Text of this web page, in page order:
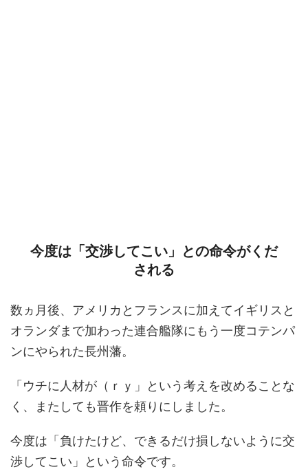
今度は「交渉してこい」との命令がくだ
される
数ヵ月後、アメリカとフランスに加えてイギリスと
オランダまで加わった連合艦隊にもう一度コテンパ
ンにやられた長州藩。
「ウチに人材が（ｒｙ」という考えを改めることな
く、またしても晋作を頼りにしました。
今度は「負けたけど、できるだけ損しないように交
渉してこい」という命令です。